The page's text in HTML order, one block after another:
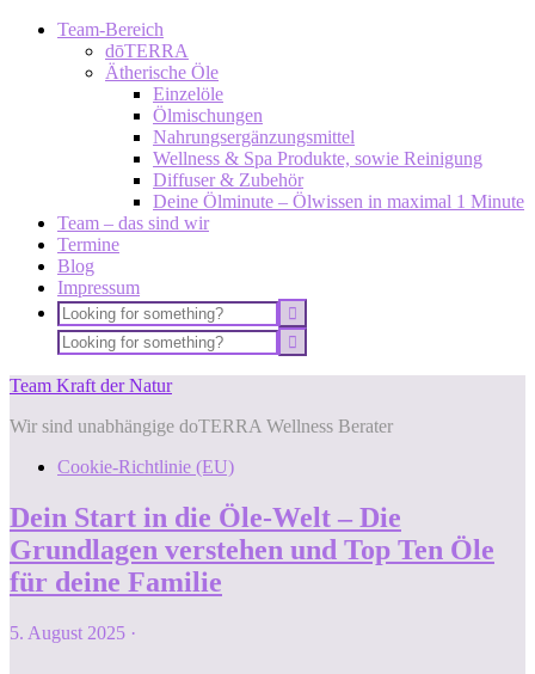
Team-Bereich
dōTERRA
Ätherische Öle
Einzelöle
Ölmischungen
Nahrungsergänzungsmittel
Wellness & Spa Produkte, sowie Reinigung
Diffuser & Zubehör
Deine Ölminute – Ölwissen in maximal 1 Minute
Team – das sind wir
Termine
Blog
Impressum
Team Kraft der Natur
Wir sind unabhängige doTERRA Wellness Berater
Cookie-Richtlinie (EU)
Dein Start in die Öle-Welt – Die
Grundlagen verstehen und Top Ten Öle
für deine Familie
5. August 2025 ·